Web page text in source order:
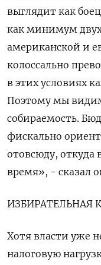
выглядит как
как минимум
американской и
колоссально
в этих условиях
Поэтому мы видим
собираемость.
фискально
отовсюду, откуда
время», - сказал
ИЗБИРАТЕЛЬНАЯ
Хотя власти уже
налоговую